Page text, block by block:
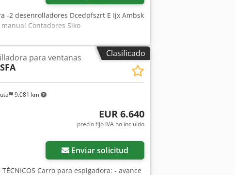
-2 desenrolladores Dcedpfszrt E Ijx Ambsk
Contadores Siko
Clasificado
9.081 km
para ventanas
EUR 6.640
precio fijo IVA no incluído
Enviar solicitud
Carro para espigadora: - avance